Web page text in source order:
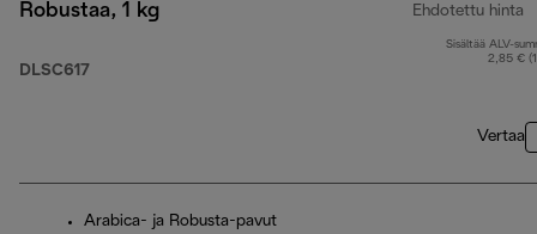
Robustaa, 1 kg
DLSC617
Ehdotettu hinta
Sisältää ALV-
2,85 €
Vertaa
Arabica- ja Robusta-pavut